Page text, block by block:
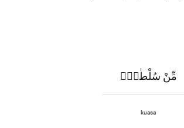
مِّنْ سُلْطٰنٍۚ
kuasa